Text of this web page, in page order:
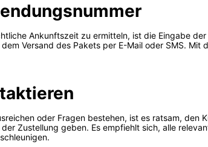
Ankunftszeit zu ermitteln, ist die Eingabe
Versand des Pakets per E-Mail oder SMS.
oder Fragen bestehen, ist es ratsam,
Zustellung geben. Es empfiehlt sich, alle